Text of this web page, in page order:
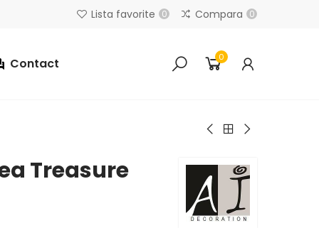
Lista favorite 0 Compara 0
Contact 0
Treasure